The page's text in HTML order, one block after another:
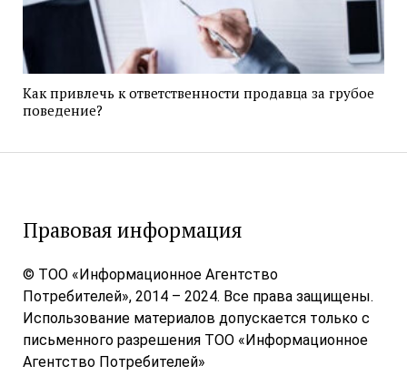
Как привлечь к ответственности продавца за грубое
поведение?
Правовая информация
© ТОО «Информационное Агентство
Потребителей», 2014 – 2024. Все права защищены.
Использование материалов допускается только с
письменного разрешения ТОО «Информационное
Агентство Потребителей»